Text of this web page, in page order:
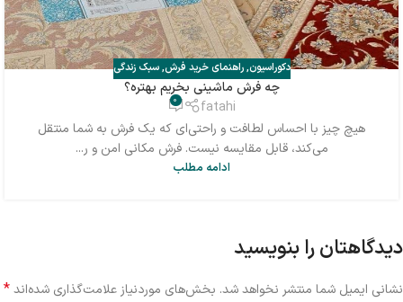
دکوراسیون,راهنمای خرید فرش,سبک زندگی
چه فرش ماشینی بخریم بهتره؟
fatahi
0
هیچ چیز با احساس لطافت و راحتی‌ای که یک فرش به شما منتقل
می‌کند، قابل مقایسه نیست. فرش مکانی امن و ر...
ادامه مطلب
دیدگاهتان را بنویسید
نشانی ایمیل شما منتشر نخواهد شد. بخش‌های موردنیاز علامت‌گذاری شده‌اند*